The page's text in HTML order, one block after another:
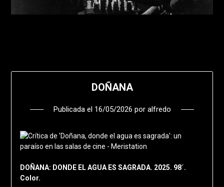
DOÑANA
Publicada el 16/05/2026 por alfredo
DOÑANA: DONDE EL AGUA ES SAGRADA. 2025. 98´.
Color.